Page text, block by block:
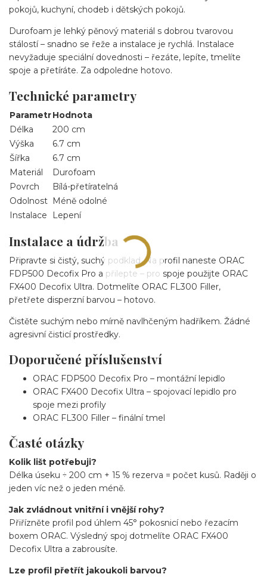
pokojů, kuchyní, chodeb i dětských pokojů.
Durofoam je lehký pěnový materiál s dobrou tvarovou
stálostí – snadno se řeže a instalace je rychlá. Instalace
nevyžaduje speciální dovednosti – řezáte, lepíte, tmelíte
spoje a přetíráte. Za odpoledne hotovo.
Technické parametry
ParametrHodnota
Délka
200 cm
Výška
6.7 cm
Šířka
6.7 cm
Materiál
Durofoam
Povrch
Bílá-přetíratelná
Odolnost Méně odolné
Instalace
Lepení
Instalace a údržba
Připravte si čistý, suchý podklad. Na profil naneste ORAC
FDP500 Decofix Pro a přilepte – pro spoje použijte ORAC
FX400 Decofix Ultra. Dotmelíte ORAC FL300 Filler,
přetřete disperzní barvou – hotovo.
Čistěte suchým nebo mírně navlhčeným hadříkem. Žádné
agresivní čisticí prostředky.
Doporučené příslušenství
ORAC FDP500 Decofix Pro – montážní lepidlo
ORAC FX400 Decofix Ultra – spojovací lepidlo pro
spoje mezi profily
ORAC FL300 Filler – finální tmel
Časté otázky
Kolik lišt potřebuji?
Délka úseku ÷ 200 cm + 15 % rezerva = počet kusů. Raději o
jeden víc než o jeden méně.
Jak zvládnout vnitřní i vnější rohy?
Přiřízněte profil pod úhlem 45° pokosnicí nebo řezacím
boxem ORAC. Výsledný spoj dotmelíte ORAC FX400
Decofix Ultra a zabrousíte.
Lze profil přetřít jakoukoli barvou?